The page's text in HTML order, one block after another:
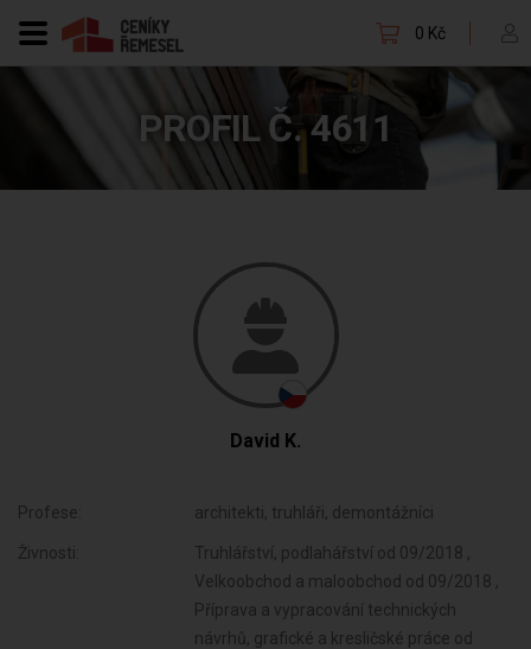
0 Kč
PROFIL Č. 4611
David K.
Profese: architekti, truhláři, demontážníci
Živnosti:
Truhlářství, podlahářství od 09/2018 ,
Velkoobchod a maloobchod od 09/2018 ,
Příprava a vypracování technických
návrhů, grafické a kresličské práce od